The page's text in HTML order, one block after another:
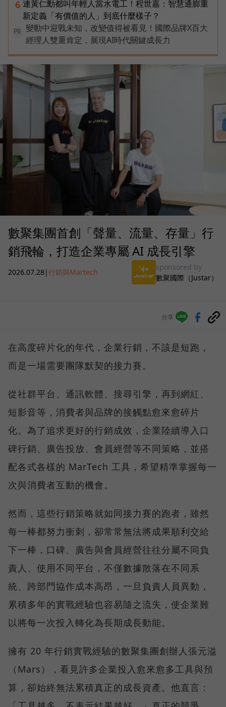
6 連黃仁勳都叫年輕人當水電工！程世嘉：智慧通膨重
新定義「有價值的人」到底什麼樣子？
PR
變動中迎戰未知，改變值得被看見！國際品牌X百大
經理人雙重肯定，展現AI時代關鍵成長力
數聚集團首創「聲量、流量、存量」行
銷飛輪，打造企業專屬 AI 成長引擎
2026.07.28|行銷與Martech
sponsored by
數聚國際（Justar）
分享
在高度碎片化的年代，企業行銷，不該是短跑，
而是一場需要團隊默契的接力賽。
從社群平台、通訊軟體、搜尋引擎，再到網紅、
短影音等，消費者與品牌的接觸點愈來愈碎片
化。為了追求更好的行銷成效，企業陸續導入口
碑行銷、廣告投放、會員經營等不同策略，並搭
配各式各樣的 MarTech 工具，希望精準掌握每一
次與消費者互動的機會。
然而，這些行銷策略就如同接力賽的跑者，雖然
每一棒都努力衝刺，卻常常無法將成果順利交給
下一棒，口碑、廣告與會員經營往往分屬不同負
責人、使用不同平台，不僅數據散落在不同系
統、跨部門協作成本高昂，一旦負責人員異動，
累積多年的實戰經驗也容易隨之流失，使企業難
以將每一次投入轉化為長期成長動能。
擁有 20 年行銷實戰經驗的數聚集團創辦人張元溢
（Mars），看見許多企業投入愈來愈多工具與預
算，卻始終無法累積真正的成長資產。他直言：